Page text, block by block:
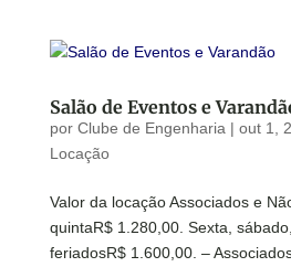
Salão de Eventos e
por Clube de Engenharia | out 1,
Locação
Valor da locação Associados e
quintaR$ 1.280,00. Sexta,
feriadosR$ 1.600,00. –